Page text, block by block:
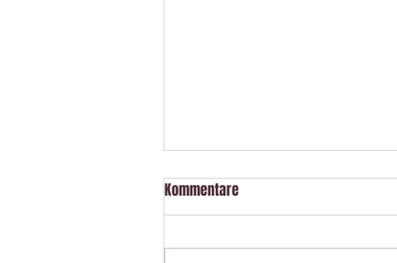
Kommentare